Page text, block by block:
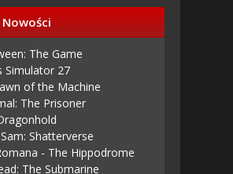
Nowości
The Game
Simulator 27
of the Machine
The Prisoner
Shatterverse
- The Hippodrome
The Submarine